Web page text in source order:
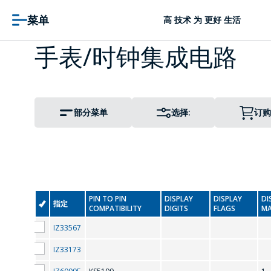
菜单 高 技术 为 更好 生活
手表/时钟集成电路
部分菜单 选择:
PIN TO PIN COMPATIBILITY
订
指定
PIN TO PIN
COMPATIBILITY
DISPLAY
DIGITS
DISPLAY
FLAGS
IZ33567
IZ33173